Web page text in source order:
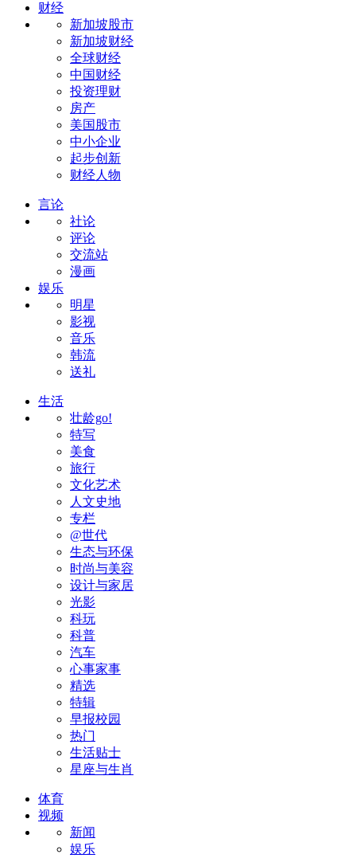
财经
新加坡股市
新加坡财经
全球财经
中国财经
投资理财
房产
美国股市
中小企业
起步创新
财经人物
言论
社论
评论
交流站
漫画
娱乐
明星
影视
音乐
韩流
送礼
生活
壮龄go!
特写
美食
旅行
文化艺术
人文史地
专栏
@世代
生态与环保
时尚与美容
设计与家居
光影
科玩
科普
汽车
心事家事
精选
特辑
早报校园
热门
生活贴士
星座与生肖
体育
视频
新闻
娱乐